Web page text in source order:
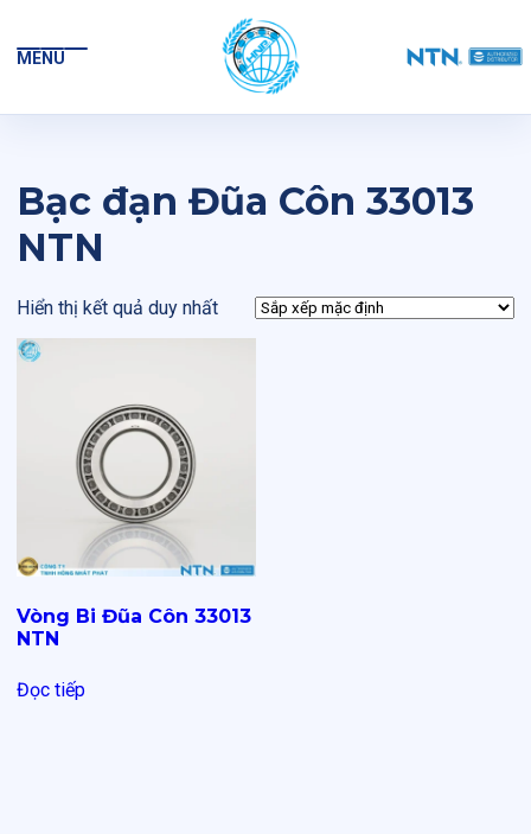
MENU
Bạc đạn Đũa Côn 33013
NTN
Hiển thị kết quả duy nhất
Vòng Bi Đũa Côn 33013
NTN
Đọc tiếp